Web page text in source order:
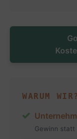
WARUM WIR?
Gewinn statt